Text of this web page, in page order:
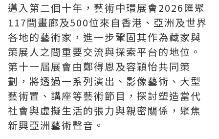
邁入第二個十年，藝術中環展會2026匯聚
117間畫廊及500位來自香港、亞洲及世界
各地的藝術家，進一步鞏固其作為藏家與
策展人之間重要交流與探索平台的地位。
第十一屆展會由鄭得恩及容穎怡共同策
劃，將透過一系列演出、影像藝術、大型
藝術置、講座等藝術節目，探討塑造當代
社會與虛擬生活的張力與親密關係，聚焦
新興亞洲藝術聲音。